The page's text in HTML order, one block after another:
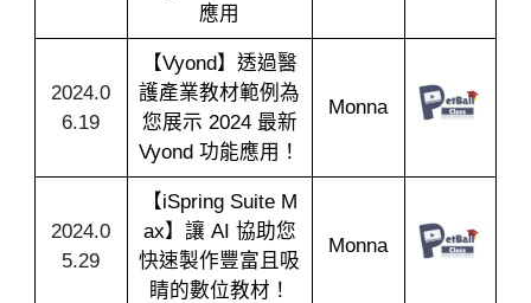
應用
2024.0
6.19
【Vyond】透過醫
護產業教材範例為
您展示 2024 最新
Vyond 功能應用！
Monna
2024.0
5.29
【iSpring Suite M
ax】讓 AI 協助您
快速製作豐富且吸
睛的數位教材！
Monna